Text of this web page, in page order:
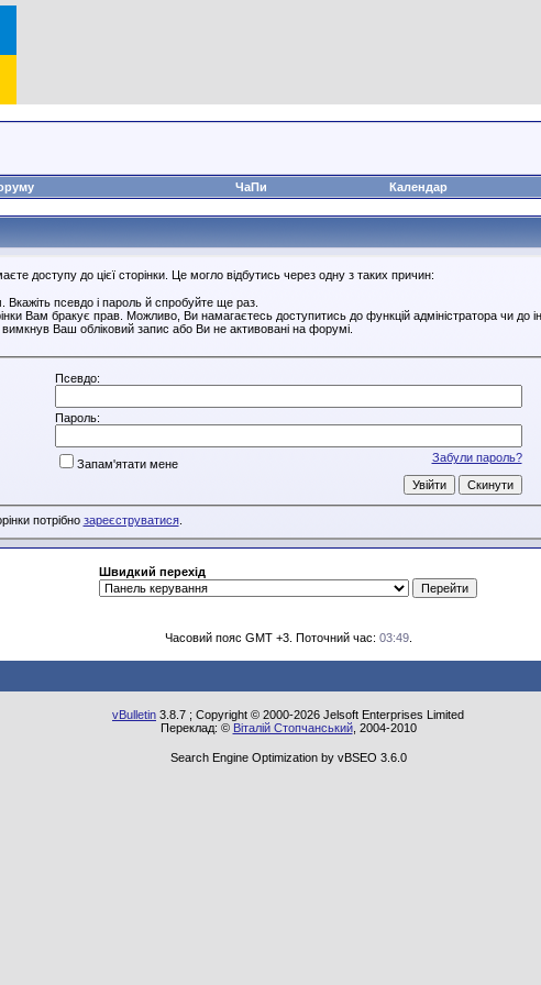
ЧаПи Календар
доступу до цієї сторінки. Це могло відбутись через одну з таких причин:
псевдо і пароль й спробуйте ще раз.
Вам бракує прав. Можливо, Ви намагаєтесь доступитись до функцій адміністратора чи до
Ваш обліковий запис або Ви не активовані на форумі.
Псевдо:
Пароль:
Забули пароль?
Запам'ятати мене
потрібно зареєструватися.
Швидкий перехід
Часовий пояс GMT +3. Поточний час: 03:49.
vBulletin 3.8.7 ; Copyright © 2000-2026 Jelsoft Enterprises Limited
Переклад: © Віталій Стопчанський, 2004-2010
Search Engine Optimization by vBSEO 3.6.0